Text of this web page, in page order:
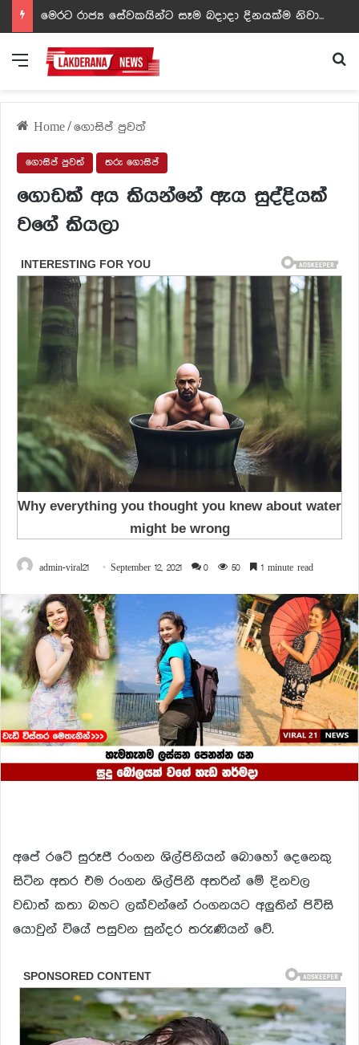
ඩඩ්ලිට දෙවෙනි නොවූ රත්න සහල් අධිපති..- PHOTOS
Menu
Home/ගොසිප් පුවත්
ගොසිප් පුවත් තරු ගොසිප්
ගොඩක් අය කියන්නේ ඇය සුද්දියක්
වගේ කියලා
admin-viral21 September 12, 2021 0 50 1 minute read
අපේ රටේ සුරූපී රංගන ශිල්පිනියන් බොහෝ දෙනෙකු
සිටින අතර එම රංගන ශිල්පිනී අතරින් මේ දිනවල
වඩාත් කතා බහට ලක්වන්නේ රංගනයට අලුතින් පිවිසි
යොවුන් වියේ පසුවන සුන්දර තරුණියන් වේ.